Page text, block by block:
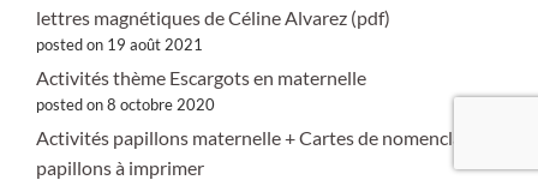
lettres magnétiques de Céline Alvarez (pdf)
posted on 19 août 2021
Activités thème Escargots en maternelle
posted on 8 octobre 2020
Activités papillons maternelle + Cartes de nomenclature
papillons à imprimer